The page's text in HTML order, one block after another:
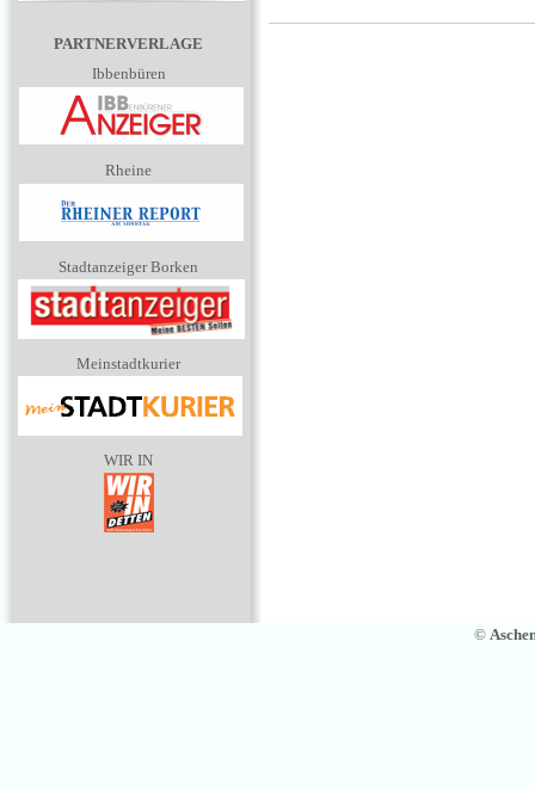
PARTNERVERLAGE
Ibbenbüren
Rheine
Stadtanzeiger Borken
Meinstadtkurier
WIR IN
©